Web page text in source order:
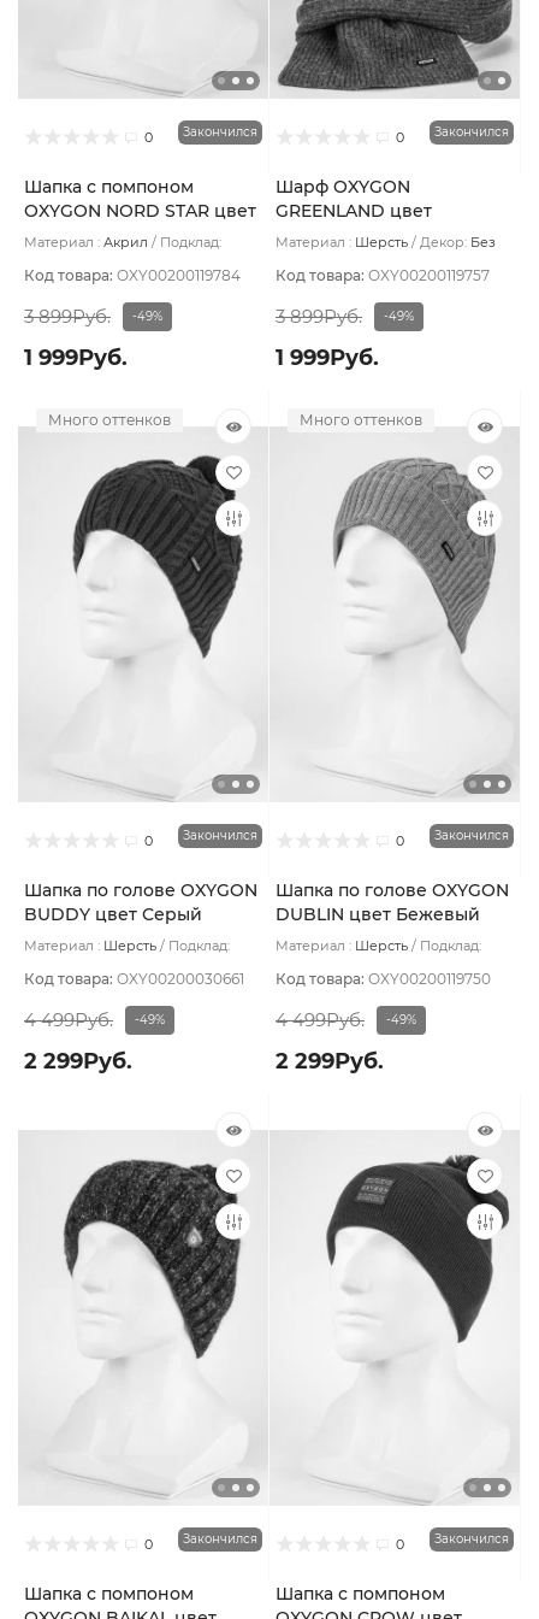
0 Закончился
Шапка с помпоном
OXYGON NORD STAR цвет
Синий тёмный
Материал : Акрил
Подклад:
Код товара: OXY00200119784
3 899Руб. -49%
1 999Руб.
0 Закончился
Шарф OXYGON
GREENLAND цвет
Коричневый
Материал : Шерсть Декор: Без
Код товара: OXY00200119757
3 899Руб. -49%
1 999Руб.
Много оттенков
0 Закончился
Шапка по голове OXYGON
BUDDY цвет Серый
темный
Материал : Шерсть
Подклад:
Код товара: OXY00200030661
4 499Руб. -49%
2 299Руб.
Много оттенков
0 Закончился
Шапка по голове OXYGON
DUBLIN цвет Бежевый
Материал : Шерсть
Подклад:
Код товара: OXY00200119750
4 499Руб. -49%
2 299Руб.
0 Закончился
Шапка с помпоном
0 Закончился
Шапка с помпоном